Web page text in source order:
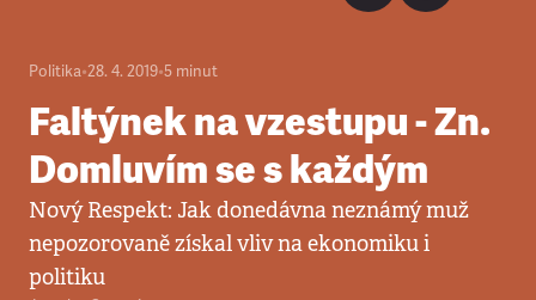
Politika•28. 4. 2019•5 minut
Faltýnek na vzestupu - Zn.
Domluvím se s každým
Nový Respekt: Jak donedávna neznámý muž
nepozorovaně získal vliv na ekonomiku i
politiku